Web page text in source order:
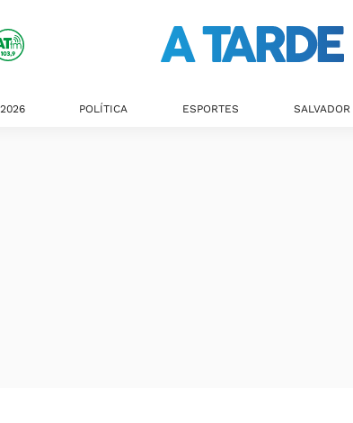
POLÍTICA ESPORTES SALVADOR